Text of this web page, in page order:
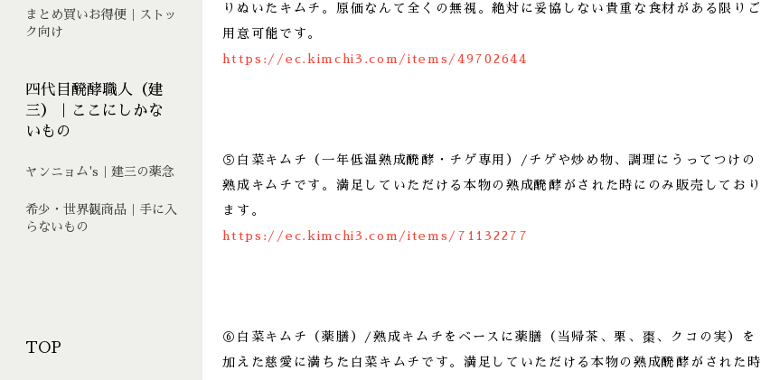
TOP
まとめ買いお得便｜ストッ
ク向け
四代目醗酵職人（建
三）｜ここにしかな
いもの
ヤンニョム's｜建三の薬念
希少・世界観商品｜手に入
らないもの
りぬいたキムチ。原価なんて全くの無視。絶対に妥協しない貴重な食材がある限りご
用意可能です。
https://ec.kimchi3.com/items/49702644
⑤白菜キムチ（一年低温熟成醗酵・チゲ専用）/チゲや炒め物、調理にうってつけの
熟成キムチです。満足していただける本物の熟成醗酵がされた時にのみ販売しており
ます。
https://ec.kimchi3.com/items/71132277
⑥白菜キムチ（薬膳）/熟成キムチをベースに薬膳（当帰茶、栗、棗、クコの実）を
加えた慈愛に満ちた白菜キムチです。満足していただける本物の熟成醗酵がされた時